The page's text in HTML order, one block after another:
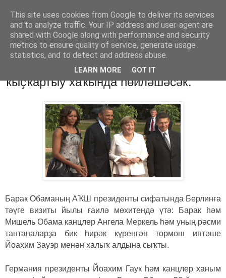
Хәбәрҙәр
четверг, 20 июня 2013 г.
Обама Рәсәй менән ядро ҡоралдарын
ҡыҫҡартыу хаҡында һөйләшәсәк.
Барак Обаманың АҠШ президенты сифатында Берлинға
тәүге визиты йылы ғаилә мөхитендә үтә: Барак һәм
Мишель Обама канцлер Ангела Меркель һәм уның рәсми
тантаналарҙа бик һирәк күренгән тормош иптәше
Йоахим Зауэр менән халыҡ алдына сыҡты.
Германия президенты Йоахим Гаук һәм канцлер ханым
This site uses cookies from Google to deliver its services
and to analyze traffic. Your IP address and user-agent are
shared with Google along with performance and security
metrics to ensure quality of service, generate usage
statistics, and to detect and address abuse.
LEARN MORE GOT IT